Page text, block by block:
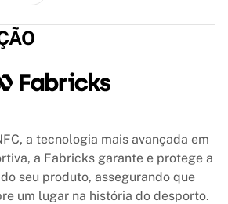
a tecnologia mais avançada em
a Fabricks garante e protege a
seu produto, assegurando que
um lugar na história do desporto.